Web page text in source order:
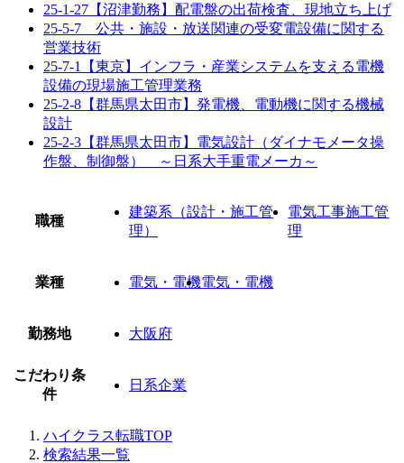
25-1-27【沼津勤務】配電盤の出荷検査、現地立ち上げ
25-5-7 公共・施設・放送関連の受変電設備に関する
営業技術
25-7-1【東京】インフラ・産業システムを支える電機
設備の現場施工管理業務
25-2-8【群馬県太田市】発電機、電動機に関する機械
設計
25-2-3【群馬県太田市】電気設計（ダイナモメータ操
作盤、制御盤） ～日系大手重電メーカ～
職種
建築系（設計・施工管
理）
電気工事施工管
理
業種 電気・電機電気・電機
勤務地 大阪府
こだわり条
件
日系企業
ハイクラス転職TOP
検索結果一覧